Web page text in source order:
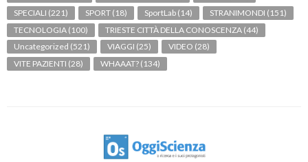
SPECIALI (221) SPORT (18) SportLab (14) STRANIMONDI (151)
TECNOLOGIA (100) TRIESTE CITTÀ DELLA CONOSCENZA (44)
Uncategorized (521) VIAGGI (25) VIDEO (28)
VITE PAZIENTI (28) WHAAAT? (134)